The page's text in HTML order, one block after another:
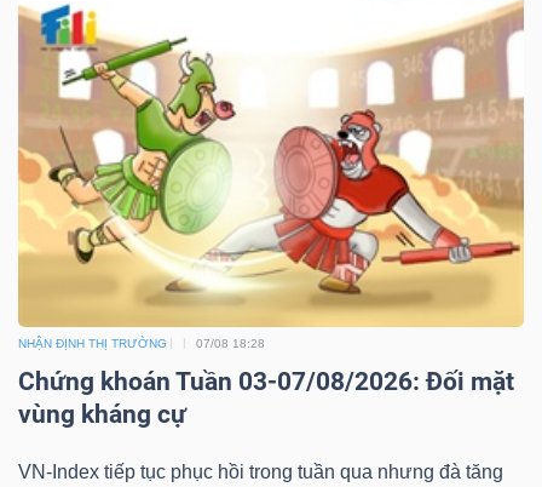
NHẬN ĐỊNH THỊ TRƯỜNG 07/08 18:28
Chứng khoán Tuần 03-07/08/2026: Đối mặt
vùng kháng cự
VN-Index tiếp tục phục hồi trong tuần qua nhưng đà tăng